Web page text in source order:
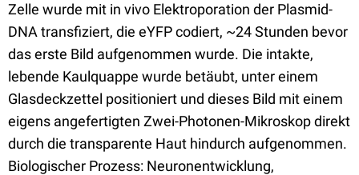
Zelle wurde mit in vivo Elektroporation der Plasmid-
DNA transfiziert, die eYFP codiert, ~24 Stunden bevor
das erste Bild aufgenommen wurde. Die intakte,
lebende Kaulquappe wurde betäubt, unter einem
Glasdeckzettel positioniert und dieses Bild mit einem
eigens angefertigten Zwei-Photonen-Mikroskop direkt
durch die transparente Haut hindurch aufgenommen.
Biologischer Prozess: Neuronentwicklung,